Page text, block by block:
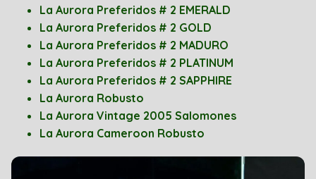
La Aurora Preferidos # 2 EMERALD
La Aurora Preferidos # 2 GOLD
La Aurora Preferidos # 2 MADURO
La Aurora Preferidos # 2 PLATINUM
La Aurora Preferidos # 2 SAPPHIRE
La Aurora Robusto
La Aurora Vintage 2005 Salomones
La Aurora Cameroon Robusto